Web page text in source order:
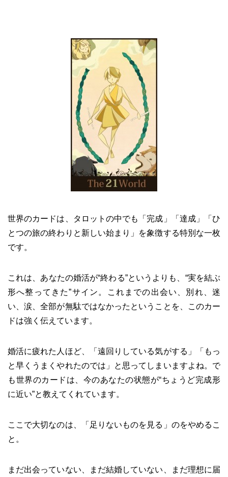
世界のカードは、タロットの中でも「完成」「達成」「ひ
とつの旅の終わりと新しい始まり」を象徴する特別な一枚
です。
これは、あなたの婚活が“終わる”というよりも、“実を結ぶ
形へ整ってきた”サイン。これまでの出会い、別れ、迷
い、涙、全部が無駄ではなかったということを、このカー
ドは強く伝えています。
婚活に疲れた人ほど、「遠回りしている気がする」「もっ
と早くうまくやれたのでは」と思ってしまいますよね。で
も世界のカードは、今のあなたの状態が“ちょうど完成形
に近い”と教えてくれています。
ここで大切なのは、「足りないものを見る」のをやめるこ
と。
まだ出会っていない、まだ結婚していない、まだ理想に届